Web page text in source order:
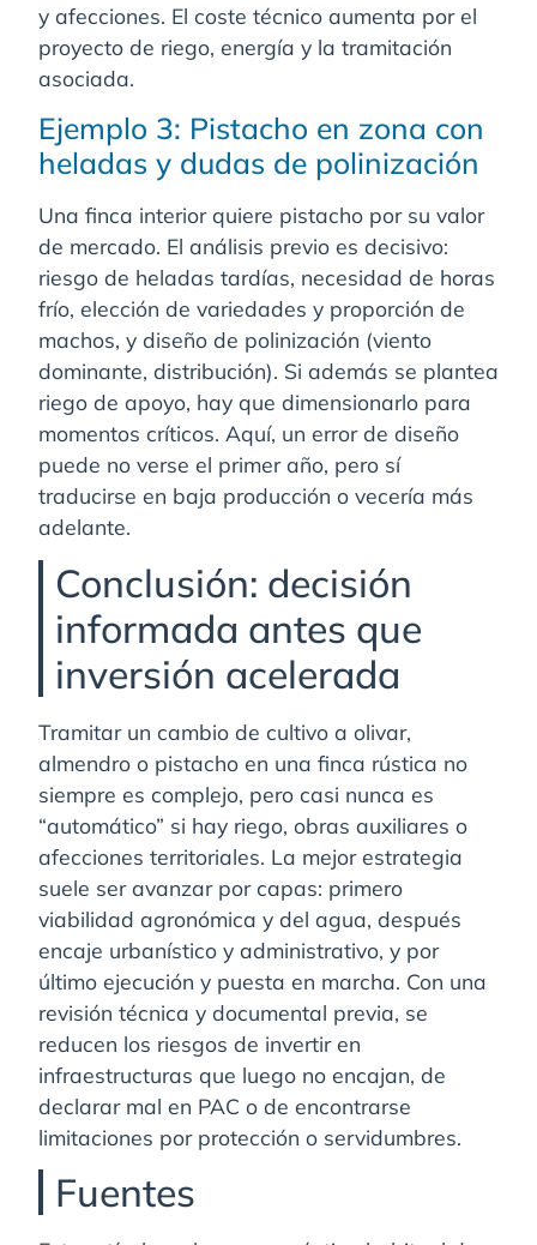
y afecciones. El coste técnico aumenta por el
proyecto de riego, energía y la tramitación
asociada.
Ejemplo 3: Pistacho en zona con
heladas y dudas de polinización
Una finca interior quiere pistacho por su valor
de mercado. El análisis previo es decisivo:
riesgo de heladas tardías, necesidad de horas
frío, elección de variedades y proporción de
machos, y diseño de polinización (viento
dominante, distribución). Si además se plantea
riego de apoyo, hay que dimensionarlo para
momentos críticos. Aquí, un error de diseño
puede no verse el primer año, pero sí
traducirse en baja producción o vecería más
adelante.
Conclusión: decisión
informada antes que
inversión acelerada
Tramitar un cambio de cultivo a olivar,
almendro o pistacho en una finca rústica no
siempre es complejo, pero casi nunca es
“automático” si hay riego, obras auxiliares o
afecciones territoriales. La mejor estrategia
suele ser avanzar por capas: primero
viabilidad agronómica y del agua, después
encaje urbanístico y administrativo, y por
último ejecución y puesta en marcha. Con una
revisión técnica y documental previa, se
reducen los riesgos de invertir en
infraestructuras que luego no encajan, de
declarar mal en PAC o de encontrarse
limitaciones por protección o servidumbres.
Fuentes